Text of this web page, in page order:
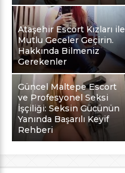
Ataşehir Escort Kızları ile
Mutlu Geceler Geçirin.
Hakkında Bilmeniz
Gerekenler
Güncel Maltepe Escort
ve Profesyonel Seksi
İşçiliği: Seksin Gücünün
Yanında Başarılı Keyif
Rehberi